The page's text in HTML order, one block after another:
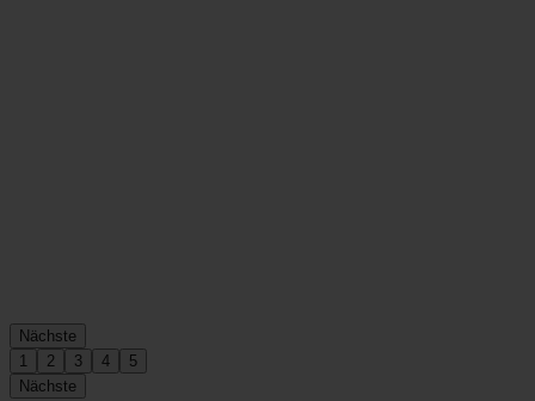
Nächste
1
2 3 4
5
Nächste